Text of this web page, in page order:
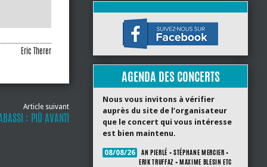
Eric Therer
Article suivant
: PIÙ AVANTI
AGENDA DES CONCERTS
Nous vous invitons à vérifier
auprès du site de l’organisateur
que le concert qui vous intéresse
est bien maintenu.
08/08/26
AN PIERLÉ + STÉPHANE MERCIER +
ERIK TRUFFAZ + MAXIME BLESIN ETC